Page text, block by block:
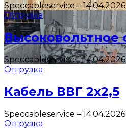
Speccableservice– 14.04.2026
Отгрузка
Высоковольтное
Speccableservice–14.04.2026
Отгрузка
Кабель ВВГ 2х2,5
Speccableservice – 14.04.2026
Отгрузка